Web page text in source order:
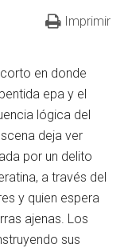
Imprimir
en donde
epa y el
lógica del
deja ver
por un delito
a través del
y quien espera
ajenas. Los
sus